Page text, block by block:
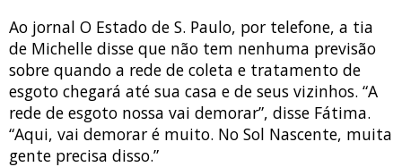
Ao jornal O Estado de S. Paulo, por telefone, a tia
de Michelle disse que não tem nenhuma previsão
sobre quando a rede de coleta e tratamento de
esgoto chegará até sua casa e de seus vizinhos. “A
rede de esgoto nossa vai demorar”, disse Fátima.
“Aqui, vai demorar é muito. No Sol Nascente, muita
gente precisa disso.”